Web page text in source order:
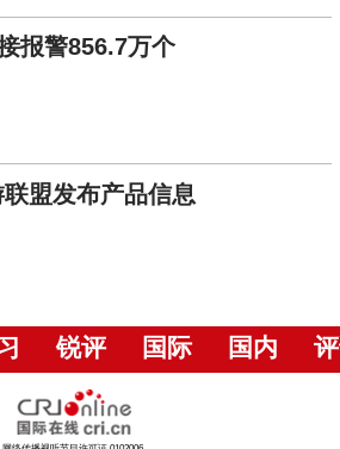
报警856.7万个
盟发布产品信息
锐评 国际 国内